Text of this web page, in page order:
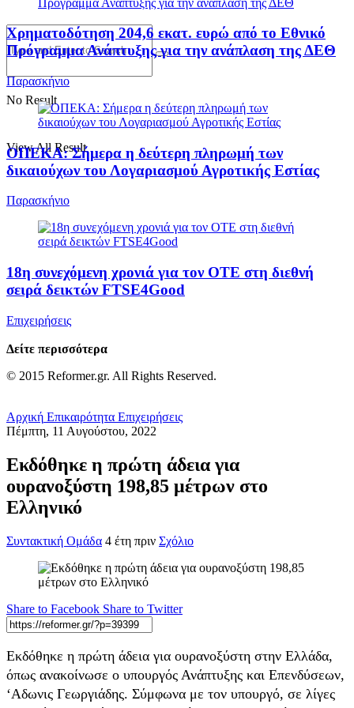
No Result
View All Result
Χρηματοδότηση 204,6 εκατ. ευρώ από το Εθνικό
Πρόγραμμα Ανάπτυξης για την ανάπλαση της ΔΕΘ
Παρασκήνιο
ΟΠΕΚΑ: Σήμερα η δεύτερη πληρωμή των
δικαιούχων του Λογαριασμού Αγροτικής Εστίας
Παρασκήνιο
18η συνεχόμενη χρονιά για τον ΟΤΕ στη διεθνή
σειρά δεικτών FTSE4Good
Επιχειρήσεις
Δείτε περισσότερα
© 2015 Reformer.gr. All Rights Reserved.
Αρχική Επικαιρότητα Επιχειρήσεις
Πέμπτη, 11 Αυγούστου, 2022
Εκδόθηκε η πρώτη άδεια για
ουρανοξύστη 198,85 μέτρων στο
Ελληνικό
Συντακτική Ομάδα 4 έτη πριν Σχόλιο
Share to Facebook Share to Twitter
Εκδόθηκε η πρώτη άδεια για ουρανοξύστη στην Ελλάδα,
όπως ανακοίνωσε ο υπουργός Ανάπτυξης και Επενδύσεων,
‘Αδωνις Γεωργιάδης. Σύμφωνα με τον υπουργό, σε λίγες